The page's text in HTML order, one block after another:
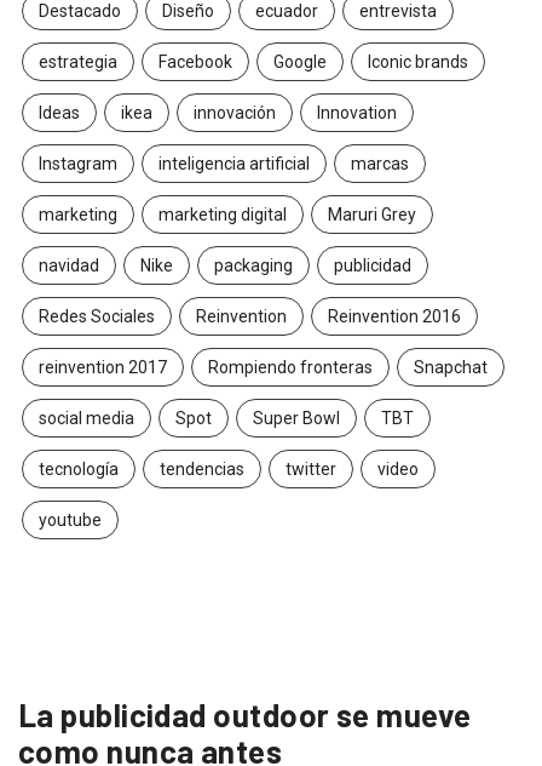
Destacado Diseño ecuador entrevista
estrategia Facebook Google Iconic brands
Ideas ikea innovación Innovation
Instagram inteligencia artificial marcas
marketing marketing digital Maruri Grey
navidad Nike packaging publicidad
Redes Sociales Reinvention Reinvention 2016
reinvention 2017 Rompiendo fronteras Snapchat
social media Spot Super Bowl TBT
tecnología tendencias twitter video
youtube
La publicidad outdoor se mueve
como nunca antes